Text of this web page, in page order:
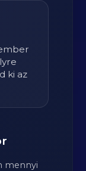
ki az
mennyi